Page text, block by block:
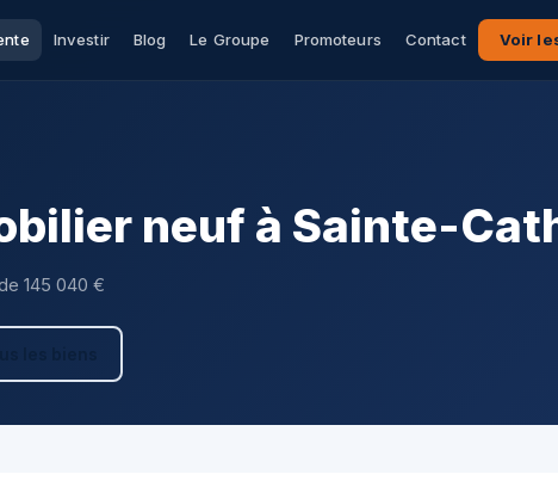
Investir Blog Le Groupe Promoteurs Contact Voir
neuf à Sainte-
145 040 €